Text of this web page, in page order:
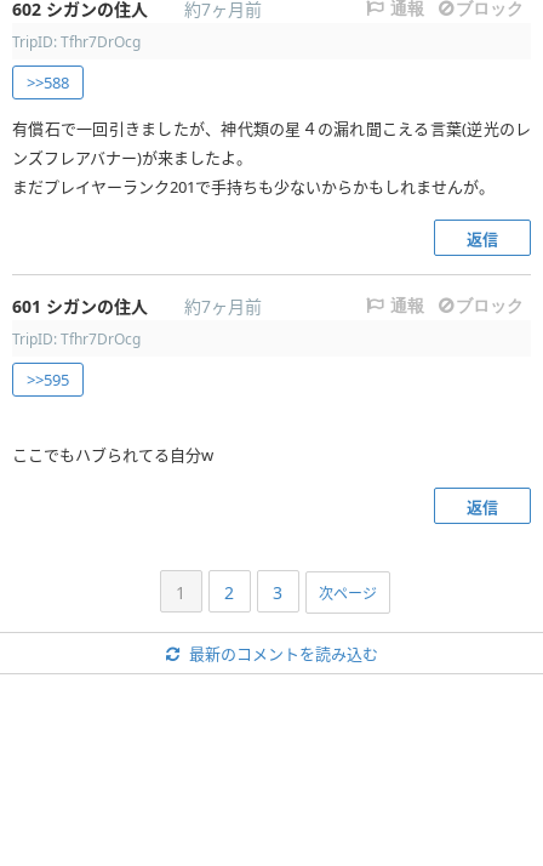
602 シガンの住人 約7ヶ月前 通報 ブロック
TripID: Tfhr7DrOcg
>>588
有償石で一回引きましたが、神代類の星４の漏れ聞こえる言葉(逆光のレ
ンズフレアバナー)が来ましたよ。
まだプレイヤーランク201で手持ちも少ないからかもしれませんが。
返信
601 シガンの住人 約7ヶ月前 通報 ブロック
TripID: Tfhr7DrOcg
>>595
ここでもハブられてる自分w
返信
1 2 3 次ページ
最新のコメントを読み込む